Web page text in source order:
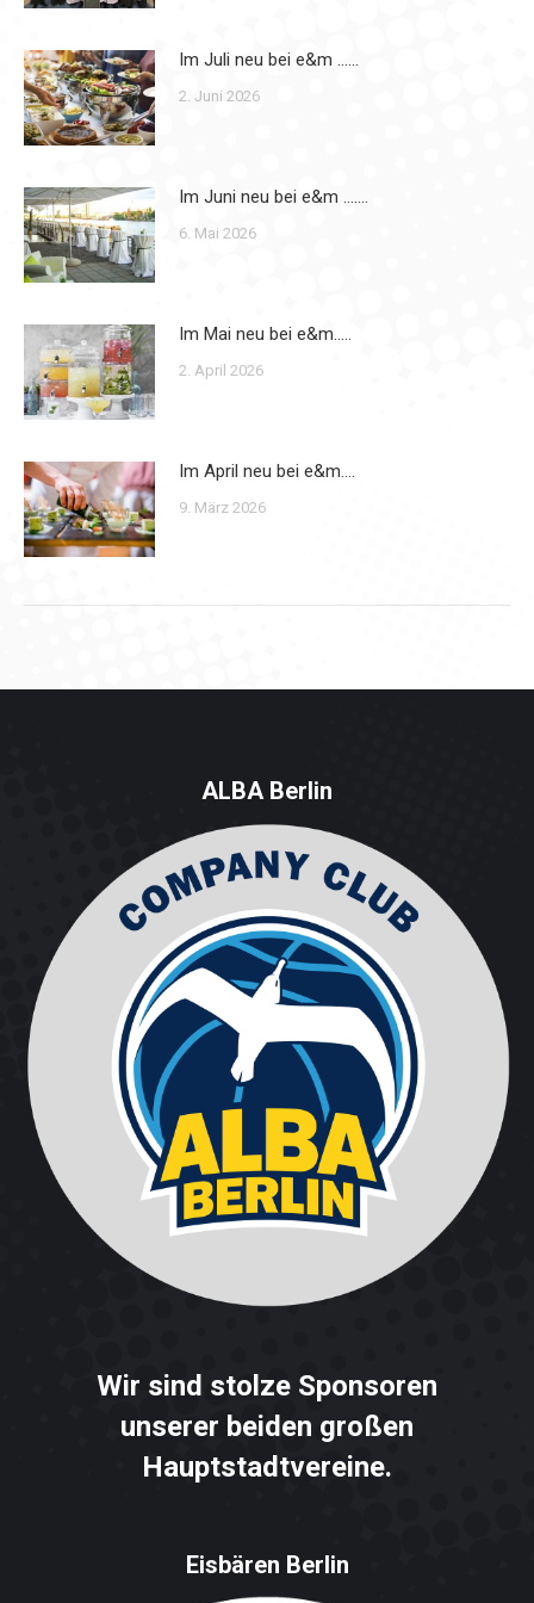
Im Juli neu bei e&m ……
2. Juni 2026
Im Juni neu bei e&m …….
6. Mai 2026
Im Mai neu bei e&m…..
2. April 2026
Im April neu bei e&m….
9. März 2026
ALBA Berlin
Wir sind stolze Sponsoren
unserer beiden großen
Hauptstadtvereine.
Eisbären Berlin